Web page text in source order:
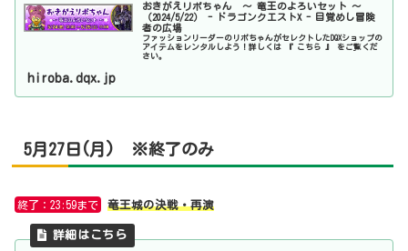
おきがえリポちゃん ～ 竜王のよろいセット ～
（2024/5/22） - ドラゴンクエストX - 目覚めし冒険
者の広場
ファッションリーダーのリポちゃんがセレクトしたDQXショップの
アイテムをレンタルしよう！詳しくは 『 こちら 』 をご覧くだ
さい。
hiroba.dqx.jp
5月27日(月) ※終了のみ
終了：23:59まで 竜王城の決戦・再演